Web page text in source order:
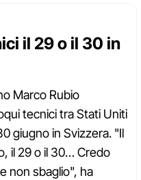
il 29 o il 30 in
Marco Rubio
tecnici tra Stati Uniti
giugno in Svizzera. "Il
il 29 o il 30… Credo
non sbaglio", ha